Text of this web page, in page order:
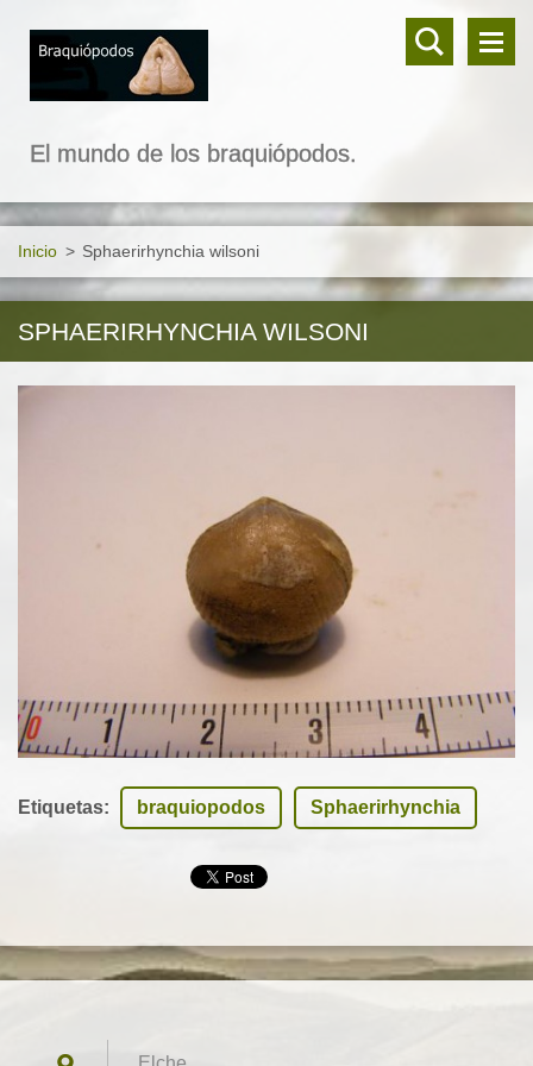
El mundo de los braquiópodos.
Inicio > Sphaerirhynchia wilsoni
SPHAERIRHYNCHIA WILSONI
Etiquetas: braquiopodos Sphaerirhynchia